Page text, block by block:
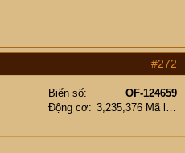
#272
Biển số
OF-124659
Động cơ